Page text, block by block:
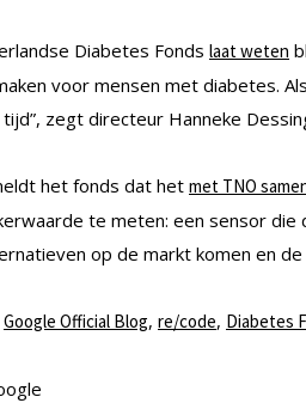
Diabetes Fonds laat weten
voor mensen met diabetes.
zegt directeur Hanneke
het fonds dat het met TNO
te meten: een sensor die
op de markt komen en
Google Official Blog, re/code, Diabetes